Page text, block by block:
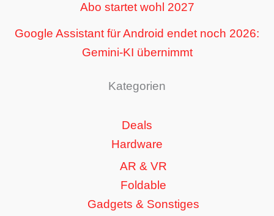
Abo startet wohl 2027
Google Assistant für Android endet noch 2026:
Gemini-KI übernimmt
Kategorien
Deals
Hardware
AR & VR
Foldable
Gadgets & Sonstiges